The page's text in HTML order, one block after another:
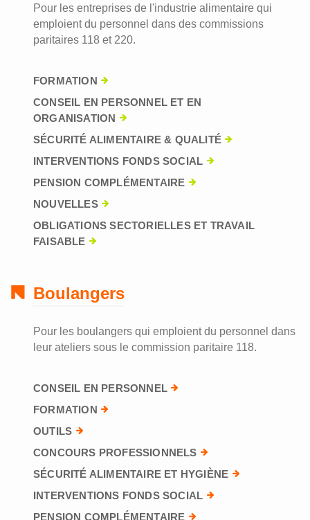
Pour les entreprises de l'industrie alimentaire qui
emploient du personnel dans des commissions
paritaires 118 et 220.
FORMATION
CONSEIL EN PERSONNEL ET EN
ORGANISATION
SÉCURITÉ ALIMENTAIRE & QUALITÉ
INTERVENTIONS FONDS SOCIAL
PENSION COMPLÉMENTAIRE
NOUVELLES
OBLIGATIONS SECTORIELLES ET TRAVAIL
FAISABLE
Boulangers
Pour les boulangers qui emploient du personnel dans
leur ateliers sous le commission paritaire 118.
CONSEIL EN PERSONNEL
FORMATION
OUTILS
CONCOURS PROFESSIONNELS
SÉCURITÉ ALIMENTAIRE ET HYGIÈNE
INTERVENTIONS FONDS SOCIAL
PENSION COMPLÉMENTAIRE